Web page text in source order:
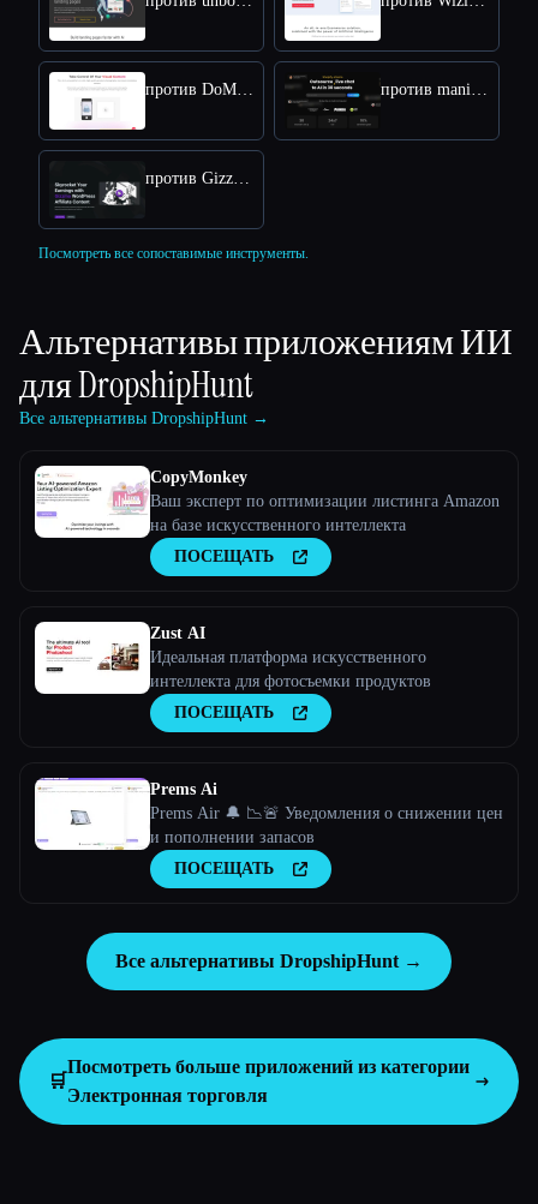
против DoMyShoot против manifest
против Gizzmo Ai
Посмотреть все сопоставимые инструменты.
Альтернативы приложениям ИИ
дляDropshipHunt
Все альтернативы DropshipHunt →
CopyMonkey
Ваш эксперт по оптимизации листинга Amazon
на базе искусственного интеллекта
ПОСЕЩАТЬ
Zust AI
Идеальная платформа искусственного
интеллекта для фотосъемки продуктов
ПОСЕЩАТЬ
Prems Ai
Prems Air 🔔 📉🚨 Уведомления о снижении цен
и пополнении запасов
ПОСЕЩАТЬ
Все альтернативы DropshipHunt →
🛒
Посмотреть больше приложений из категории
Электронная торговля